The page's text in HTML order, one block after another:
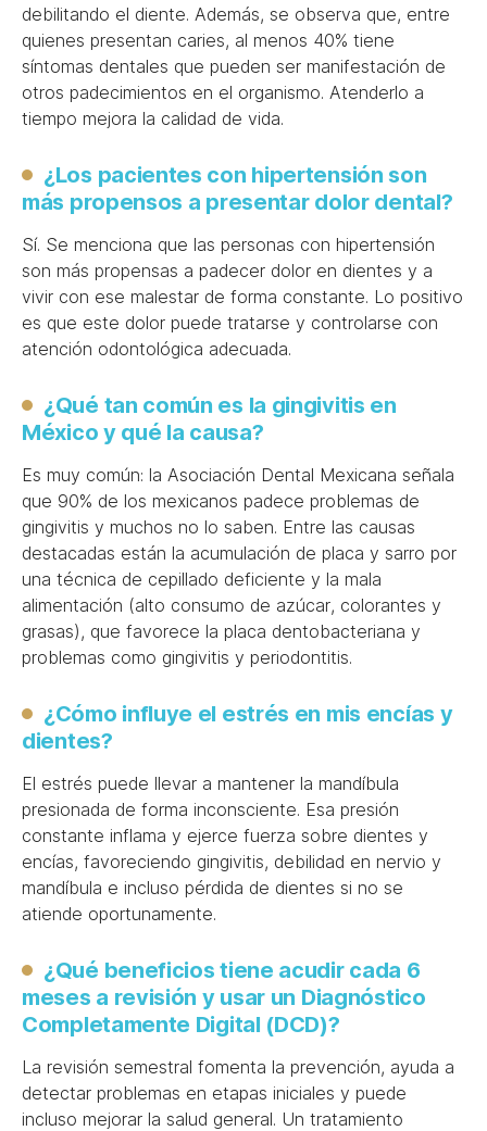
debilitando el diente. Además, se observa que, entre
quienes presentan caries, al menos 40% tiene
síntomas dentales que pueden ser manifestación de
otros padecimientos en el organismo. Atenderlo a
tiempo mejora la calidad de vida.
¿Los pacientes con hipertensión son
más propensos a presentar dolor dental?
Sí. Se menciona que las personas con hipertensión
son más propensas a padecer dolor en dientes y a
vivir con ese malestar de forma constante. Lo positivo
es que este dolor puede tratarse y controlarse con
atención odontológica adecuada.
¿Qué tan común es la gingivitis en
México y qué la causa?
Es muy común: la Asociación Dental Mexicana señala
que 90% de los mexicanos padece problemas de
gingivitis y muchos no lo saben. Entre las causas
destacadas están la acumulación de placa y sarro por
una técnica de cepillado deficiente y la mala
alimentación (alto consumo de azúcar, colorantes y
grasas), que favorece la placa dentobacteriana y
problemas como gingivitis y periodontitis.
¿Cómo influye el estrés en mis encías y
dientes?
El estrés puede llevar a mantener la mandíbula
presionada de forma inconsciente. Esa presión
constante inflama y ejerce fuerza sobre dientes y
encías, favoreciendo gingivitis, debilidad en nervio y
mandíbula e incluso pérdida de dientes si no se
atiende oportunamente.
¿Qué beneficios tiene acudir cada 6
meses a revisión y usar un Diagnóstico
Completamente Digital (DCD)?
La revisión semestral fomenta la prevención, ayuda a
detectar problemas en etapas iniciales y puede
incluso mejorar la salud general. Un tratamiento